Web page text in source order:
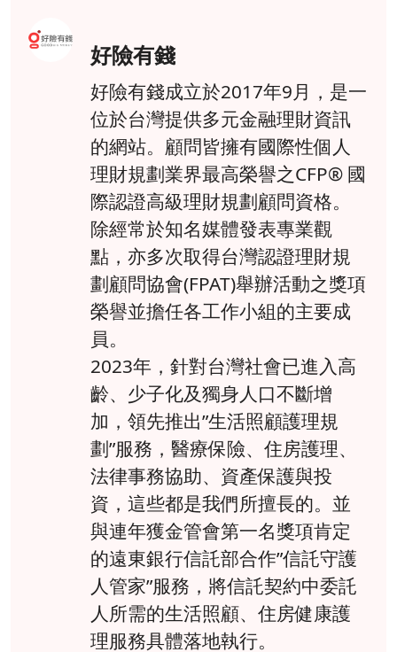
好險有錢
好險有錢成立於2017年9月，是一
位於台灣提供多元金融理財資訊
的網站。顧問皆擁有國際性個人
理財規劃業界最高榮譽之CFP® 國
際認證高級理財規劃顧問資格。
除經常於知名媒體發表專業觀
點，亦多次取得台灣認證理財規
劃顧問協會(FPAT)舉辦活動之獎項
榮譽並擔任各工作小組的主要成
員。
2023年，針對台灣社會已進入高
齡、少子化及獨身人口不斷增
加，領先推出”生活照顧護理規
劃”服務，醫療保險、住房護理、
法律事務協助、資產保護與投
資，這些都是我們所擅長的。並
與連年獲金管會第一名獎項肯定
的遠東銀行信託部合作”信託守護
人管家”服務，將信託契約中委託
人所需的生活照顧、住房健康護
理服務具體落地執行。